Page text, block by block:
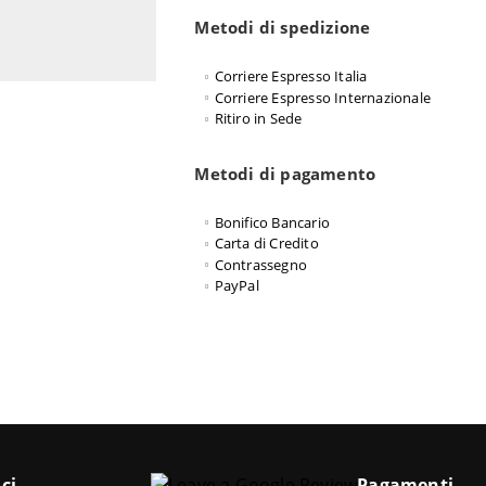
Metodi di spedizione
Corriere Espresso Italia
Corriere Espresso Internazionale
Ritiro in Sede
Metodi di pagamento
Bonifico Bancario
Carta di Credito
Contrassegno
PayPal